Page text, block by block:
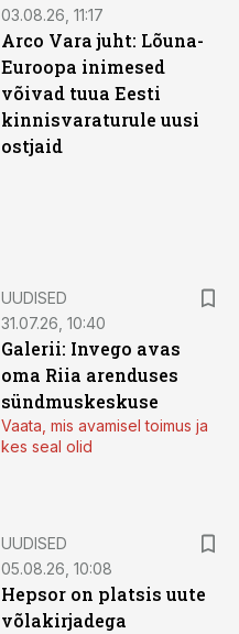
03.08.26, 11:17
Arco Vara juht: Lõuna-
Euroopa inimesed
võivad tuua Eesti
kinnisvaraturule uusi
ostjaid
UUDISED
31.07.26, 10:40
Galerii: Invego avas
oma Riia arenduses
sündmuskeskuse
Vaata, mis avamisel toimus ja
kes seal olid
UUDISED
05.08.26, 10:08
Hepsor on platsis uute
võlakirjadega